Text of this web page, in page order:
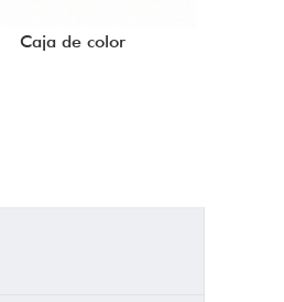
Caja de color